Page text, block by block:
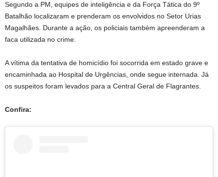
Segundo a PM, equipes de inteligência e da Força Tática do 9º
Batalhão localizaram e prenderam os envolvidos no Setor Urias
Magalhães. Durante a ação, os policiais também apreenderam a
faca utilizada no crime.
A vítima da tentativa de homicídio foi socorrida em estado grave e
encaminhada ao Hospital de Urgências, onde segue internada. Já
os suspeitos foram levados para a Central Geral de Flagrantes.
Confira: